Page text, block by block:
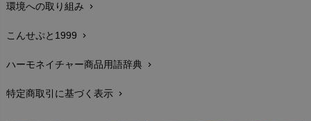
生地・素材chevron_right
お手入れについて
レビューを書こうchevron_right
返品交換chevron_right
環境への取り組み chevron_right
こんせぷと1999 chevron_right
ハーモネイチャー商品用語辞典 chevron_right
特定商取引に基づく表示 chevron_right